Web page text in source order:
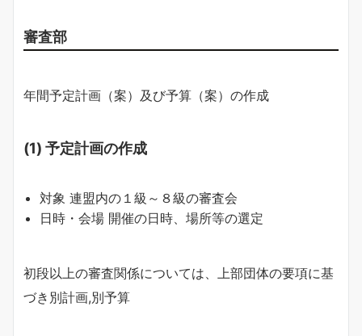
審査部
年間予定計画（案）及び予算（案）の作成
(1) 予定計画の作成
対象 連盟内の１級～８級の審査会
日時・会場 開催の日時、場所等の選定
初段以上の審査関係については、上部団体の要項に基
づき別計画,別予算